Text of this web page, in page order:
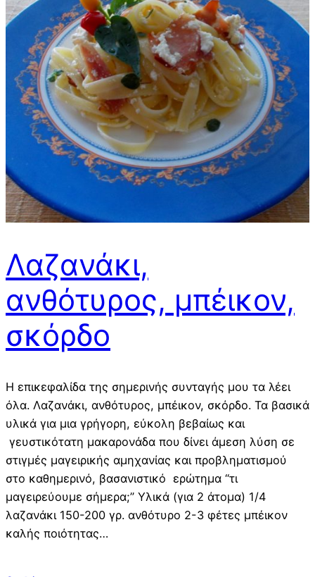
Λαζανάκι,
ανθότυρος, μπέικον,
σκόρδο
Η επικεφαλίδα της σημερινής συνταγής μου τα λέει
όλα. Λαζανάκι, ανθότυρος, μπέικον, σκόρδο. Τα βασικά
υλικά για μια γρήγορη, εύκολη βεβαίως και
γευστικότατη μακαρονάδα που δίνει άμεση λύση σε
στιγμές μαγειρικής αμηχανίας και προβληματισμού
στο καθημερινό, βασανιστικό ερώτημα “τι
μαγειρεύουμε σήμερα;” Υλικά (για 2 άτομα) 1/4
λαζανάκι 150-200 γρ. ανθότυρο 2-3 φέτες μπέικον
καλής ποιότητας…